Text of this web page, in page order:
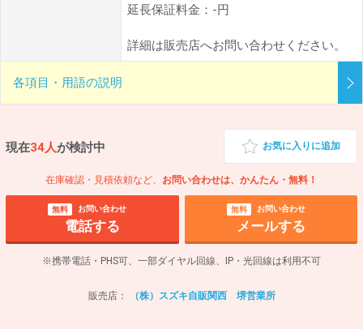
延長保証料金：-円
詳細は販売店へお問い合わせください。
各項目・用語の説明
現在34人が検討中 お気に入りに追加
在庫確認・見積依頼など、 お問い合わせは、かんたん・無料！
無料 お問い合わせ
電話する
無料 お問い合わせ
メールする
※携帯電話・PHS可、一部ダイヤル回線、IP・光回線は利用不可
販売店： （株）スズキ自販関西 堺営業所